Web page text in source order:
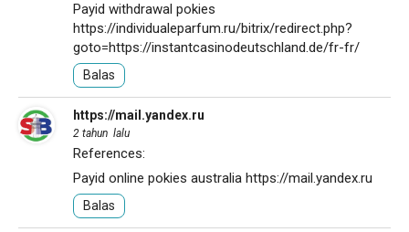
Payid withdrawal pokies
https://individualeparfum.ru/bitrix/redirect.php?
goto=https://instantcasinodeutschland.de/fr-fr/
Balas
https://mail.yandex.ru
2 tahun lalu
References:
Payid online pokies australia https://mail.yandex.ru
Balas